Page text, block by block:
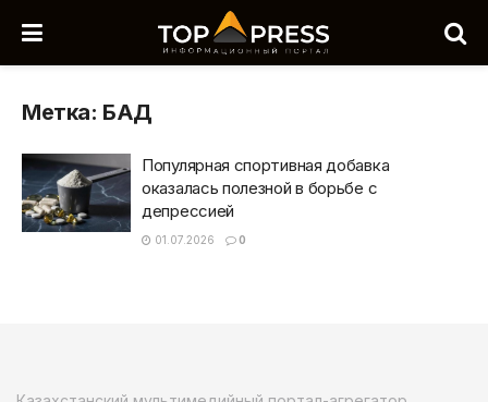
Метка: БАД
Популярная спортивная добавка
оказалась полезной в борьбе с
депрессией
01.07.2026 0